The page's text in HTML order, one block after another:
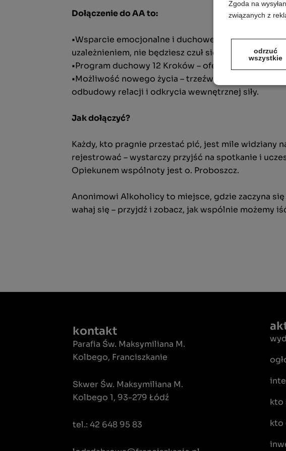
Dołączenie do AA to:
•Wsparcie emocjonalne i duchowe – dzięki
uzależnieniem, nie będziesz czuł się osamotniony w
•Program duchowy 12 Kroków – oferuje narzędzia
•Możliwość nowego życia – trzeźwość to nie tylko
odbudowy relacji i odkrycia wewnętrznej siły.
Jak dołączyć?
Każdy, kto pragnie przestać pić, jest mile widziany
rejestrować – wystarczy przyjść na spotkanie i
Opiekunem wspólnoty jest o. Proboszcz.
Anonimowi Alkoholicy to miejsce, gdzie zaczyna
wahaj się – przyjdź i zobacz, jak wspólnie możemy
kontakt
Parafia Św. Maksymiliana M.
Kolbego, Franciszkanie
Skwer Św. Maksymiliana M.
Kolbego 1, 93-279 Łódź
tel.: 42 648 95 83
kto
kto
Zgoda na
związanych z
odrzuć
wszystkie